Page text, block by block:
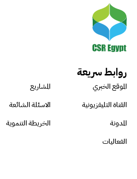
روابط سريعة
الموقع الخبري
المشاريع
القناة التليفزيونية
الاسئلة الشائعة
المدونة
الخريطة التنموية
الفعاليات